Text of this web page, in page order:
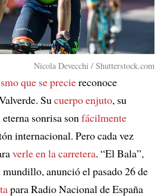
Nicola Devecchi / Shutterstock.com
que se preciereconoce
Sucuerpo enjuto, su
sonrisa sonfácilmente
internacional. Pero cada vez
verle en la carretera. “El Bala”,
anunció el pasado 26 de
para Radio Nacional de España